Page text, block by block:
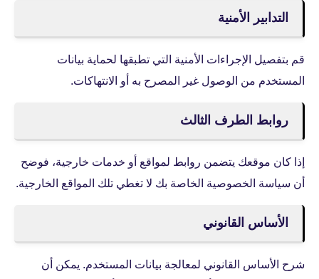
التدابير الأمنية
قم بتفصيل الإجراءات الأمنية التي تطبقها لحماية بيانات
المستخدم من الوصول غير المصرح به أو الانتهاكات.
روابط الطرف الثالث
إذا كان موقعك يتضمن روابط لمواقع أو خدمات خارجية، فوضح
أن سياسة الخصوصية الخاصة بك لا تغطي تلك المواقع الخارجية.
الأساس القانوني
شرح الأساس القانوني لمعالجة بيانات المستخدم. يمكن أن